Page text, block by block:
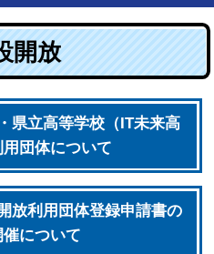
開放
県立高等学校（IT未来高
団体について
放利用団体登録申請書の
について